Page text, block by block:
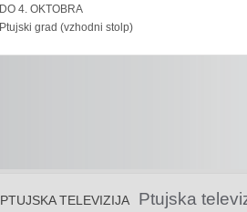
DO 4. OKTOBRA
Ptujski grad (vzhodni stolp)
PTUJSKA TELEVIZIJA
Ptujska